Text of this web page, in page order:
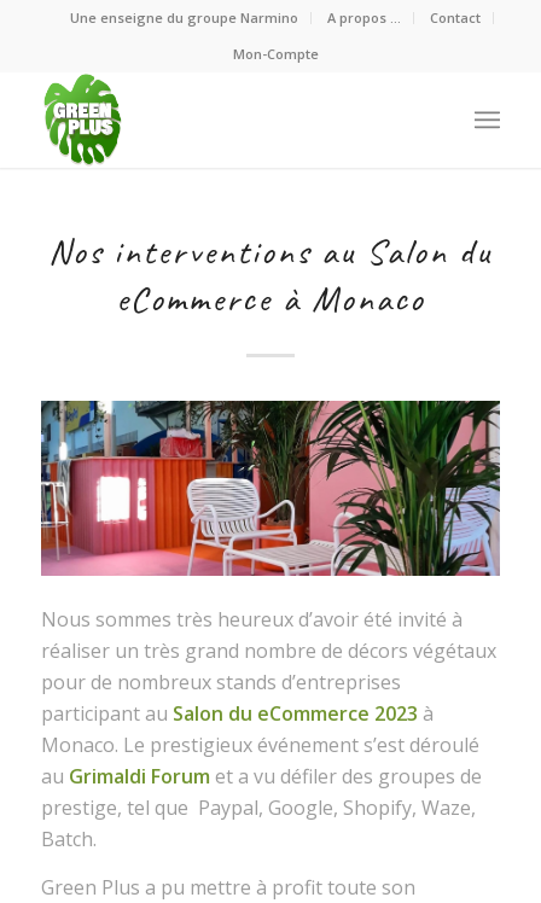
Une enseigne du groupe Narmino A propos …
Contact
Mon-Compte
Nos interventions au Salon du
eCommerce à Monaco
Nous sommes très heureux d’avoir été invité à
réaliser un très grand nombre de décors végétaux
pour de nombreux stands d’entreprises
participant au Salon du eCommerce 2023 à
Monaco. Le prestigieux événement s’est déroulé
au Grimaldi Forum et a vu défiler des groupes de
prestige, tel que Paypal, Google, Shopify, Waze,
Batch.
Green Plus a pu mettre à profit toute son